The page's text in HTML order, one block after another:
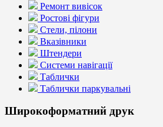
Ремонт вивісок
Ростові фігури
Стели, пілони
Вказівники
Штендери
Системи навігації
Таблички
Таблички паркувальні
Широкоформатний друк